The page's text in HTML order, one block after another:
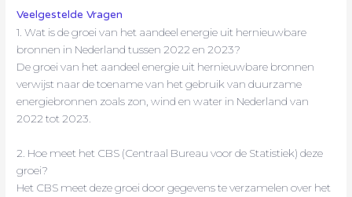
Veelgestelde Vragen
1. Wat is de groei van het aandeel energie uit hernieuwbare
bronnen in Nederland tussen 2022 en 2023?
De groei van het aandeel energie uit hernieuwbare bronnen
verwijst naar de toename van het gebruik van duurzame
energiebronnen zoals zon, wind en water in Nederland van
2022 tot 2023.
2. Hoe meet het CBS (Centraal Bureau voor de Statistiek) deze
groei?
Het CBS meet deze groei door gegevens te verzamelen over het